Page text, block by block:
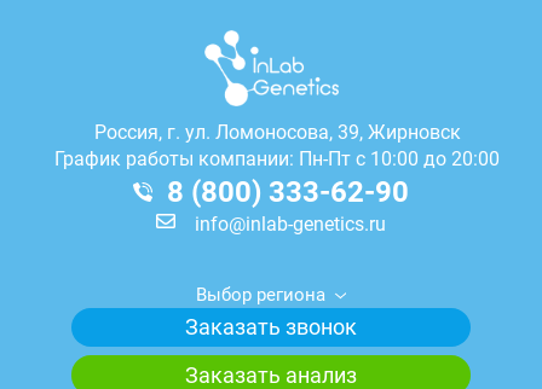
Россия, г. ул. Ломоносова, 39, Жирновск
График работы компании: Пн-Пт с 10:00 до 20:00
8 (800) 333-62-90
info@inlab-genetics.ru
Выбор региона
Заказать звонок
Заказать анализ